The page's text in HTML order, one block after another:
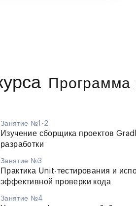
Программа
Занятие №1-2
Изучение сборщика проектов
разработки
Занятие №3
Практика Unit-тестирования и
эффективной проверки кода
Занятие №4